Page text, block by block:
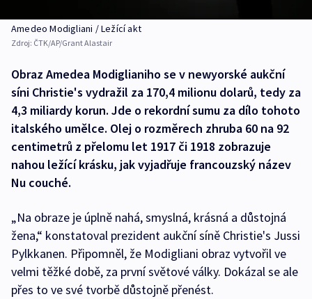
Amedeo Modigliani / Ležící akt
Zdroj: ČTK/AP/Grant Alastair
Obraz Amedea Modiglianiho se v newyorské aukční
síni Christie's vydražil za 170,4 milionu dolarů, tedy za
4,3 miliardy korun. Jde o rekordní sumu za dílo tohoto
italského umělce. Olej o rozměrech zhruba 60 na 92
centimetrů z přelomu let 1917 či 1918 zobrazuje
nahou ležící krásku, jak vyjadřuje francouzský název
Nu couché.
„Na obraze je úplně nahá, smyslná, krásná a důstojná
žena,“ konstatoval prezident aukční síně Christie's Jussi
Pylkkanen. Připomněl, že Modigliani obraz vytvořil ve
velmi těžké době, za první světové války. Dokázal se ale
přes to ve své tvorbě důstojně přenést.